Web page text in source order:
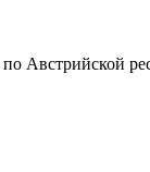
Австрийской